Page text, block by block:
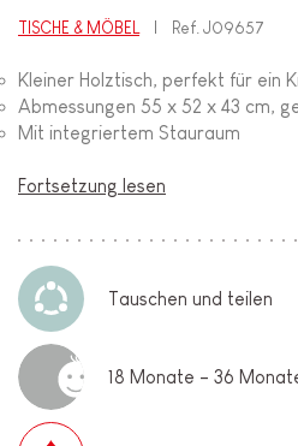
TISCHE & MÖBEL Ref.J09657
Kleiner Holztisch, perfekt für ein
Abmessungen 55 x 52 x 43 cm,
Mit integriertem Stauraum
Fortsetzung lesen
Tauschen und teilen
18 Monate - 36